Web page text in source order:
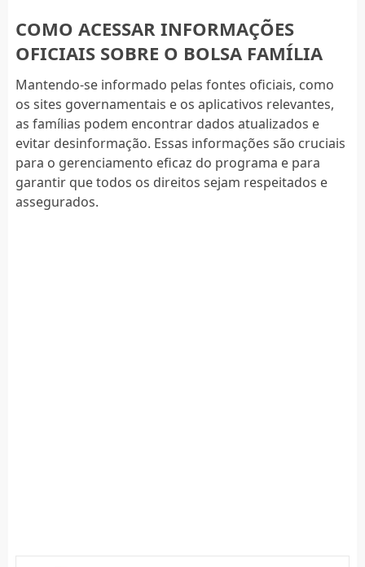
COMO ACESSAR INFORMAÇÕES
OFICIAIS SOBRE O BOLSA FAMÍLIA
Mantendo-se informado pelas fontes oficiais, como
os sites governamentais e os aplicativos relevantes,
as famílias podem encontrar dados atualizados e
evitar desinformação. Essas informações são cruciais
para o gerenciamento eficaz do programa e para
garantir que todos os direitos sejam respeitados e
assegurados.